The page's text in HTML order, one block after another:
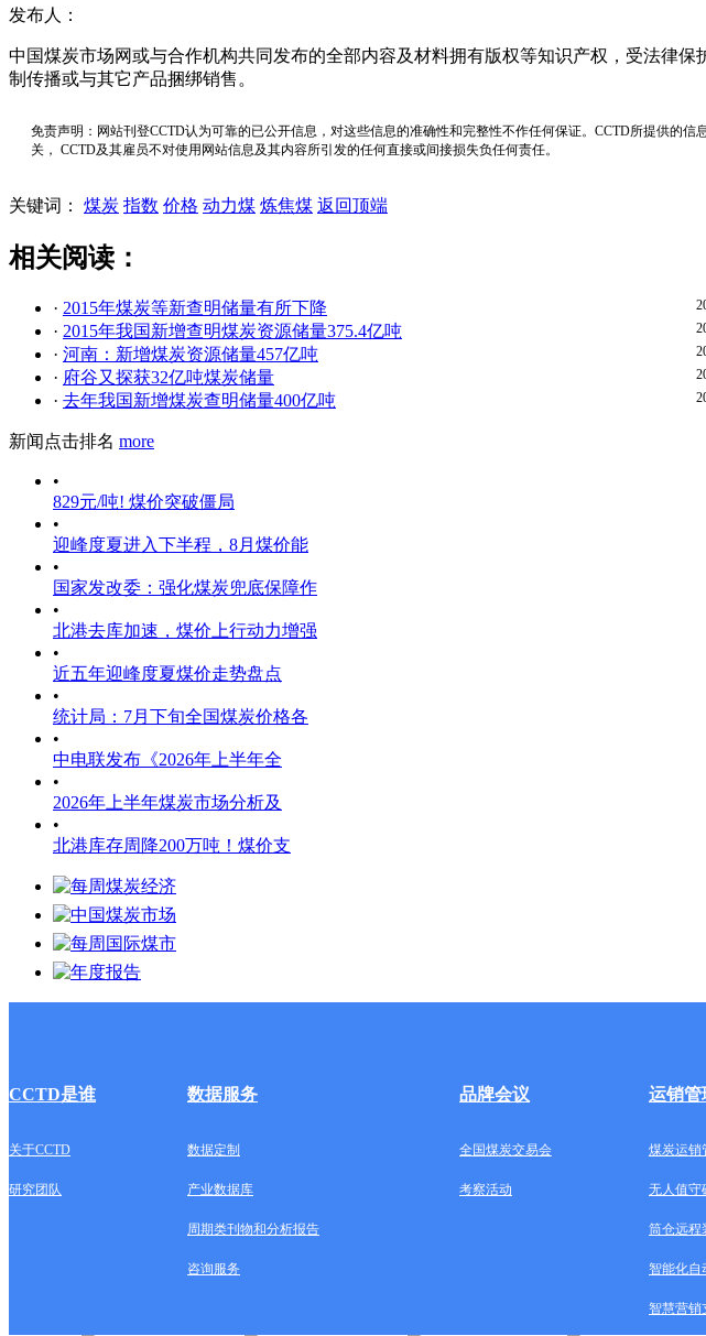
发布人：
中国煤炭市场网或与合作机构共同发布的全部内容及材料拥有版权等知识产权，受法律
制传播或与其它产品捆绑销售。
免责声明：网站刊登CCTD认为可靠的已公开信息，对这些信息的准确性和完整性不作任何保证。CCTD所提供的
关， CCTD及其雇员不对使用网站信息及其内容所引发的任何直接或间接损失负任何责任。
关键词： 煤炭 指数 价格 动力煤 炼焦煤 返回顶端
相关阅读：
· 2015年煤炭等新查明储量有所下降
· 2015年我国新增查明煤炭资源储量375.4亿吨
· 河南：新增煤炭资源储量457亿吨
· 府谷又探获32亿吨煤炭储量
· 去年我国新增煤炭查明储量400亿吨
新闻点击排名 more
•
829元/吨! 煤价突破僵局
•
迎峰度夏进入下半程，8月煤价能
•
国家发改委：强化煤炭兜底保障作
•
北港去库加速，煤价上行动力增强
•
近五年迎峰度夏煤价走势盘点
•
统计局：7月下旬全国煤炭价格各
•
中电联发布《2026年上半年全
•
2026年上半年煤炭市场分析及
•
北港库存周降200万吨！煤价支
CCTD是谁 数据服务 品牌会议 运销管
关于CCTD 数据定制 全国煤炭交易会 煤炭运销
研究团队 产业数据库 考察活动 无人值守
周期类刊物和分析报告 筒仓远程
咨询服务 智能化自
智慧营销